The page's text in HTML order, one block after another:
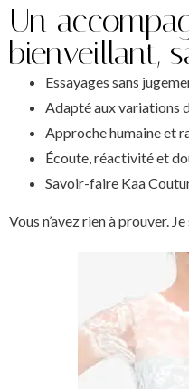
Un
bienveillant,
Essayages sans
Adapté aux variations
Approche humaine et
Écoute, réactivité et
Savoir-faire Kaa
Vous n’avez rien à prouver.